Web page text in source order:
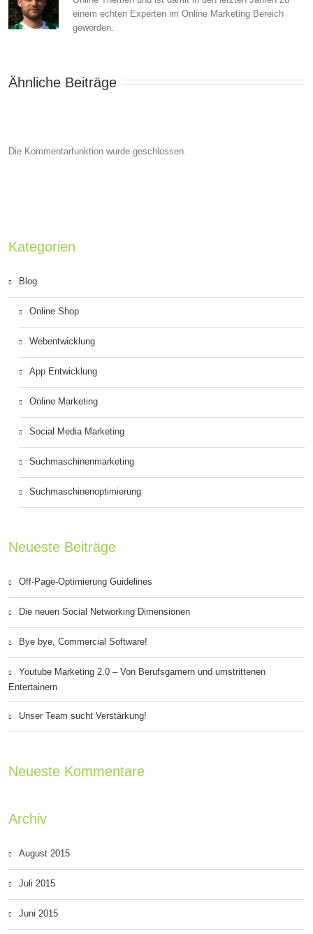
einem echten Experten im Online Marketing Bereich
geworden.
Ähnliche Beiträge
Die Kommentarfunktion wurde geschlossen.
Kategorien
Blog
Online Shop
Webentwicklung
App Entwicklung
Online Marketing
Social Media Marketing
Suchmaschinenmarketing
Suchmaschinenoptimierung
Neueste Beiträge
Off-Page-Optimierung Guidelines
Die neuen Social Networking Dimensionen
Bye bye, Commercial Software!
Youtube Marketing 2.0 – Von Berufsgamern und umstrittenen
Entertainern
Unser Team sucht Verstärkung!
Neueste Kommentare
Archiv
August 2015
Juli 2015
Juni 2015